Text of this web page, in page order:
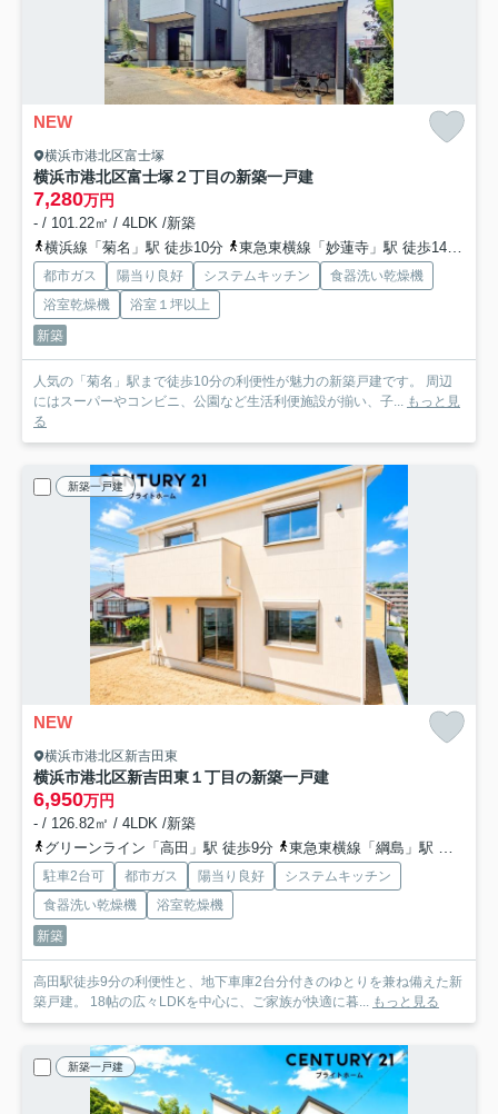
NEW
横浜市港北区富士塚
横浜市港北区富士塚２丁目の新築一戸建
7,280万円
- / 101.22㎡ / 4LDK /新築
横浜線「菊名」駅 徒歩10分
東急東横線「妙蓮寺」駅 徒歩14分
都市ガス 陽当り良好 システムキッチン
食器洗い乾燥機
浴室乾燥機
浴室１坪以上
新築
人気の「菊名」駅まで徒歩10分の利便性が魅力の新築戸建です。 周辺
にはスーパーやコンビニ、公園など生活利便施設が揃い、子... もっと見
る
新築一戸建
NEW
横浜市港北区新吉田東
横浜市港北区新吉田東１丁目の新築一戸建
6,950万円
- / 126.82㎡ / 4LDK /新築
グリーンライン「高田」駅 徒歩9分
東急東横線「綱島」駅 バス8分 「東前」 停歩8分
駐車2台可 都市ガス 陽当り良好
システムキッチン
食器洗い乾燥機
浴室乾燥機
新築
高田駅徒歩9分の利便性と、地下車庫2台分付きのゆとりを兼ね備えた新
築戸建。 18帖の広々LDKを中心に、ご家族が快適に暮...
もっと見る
新築一戸建